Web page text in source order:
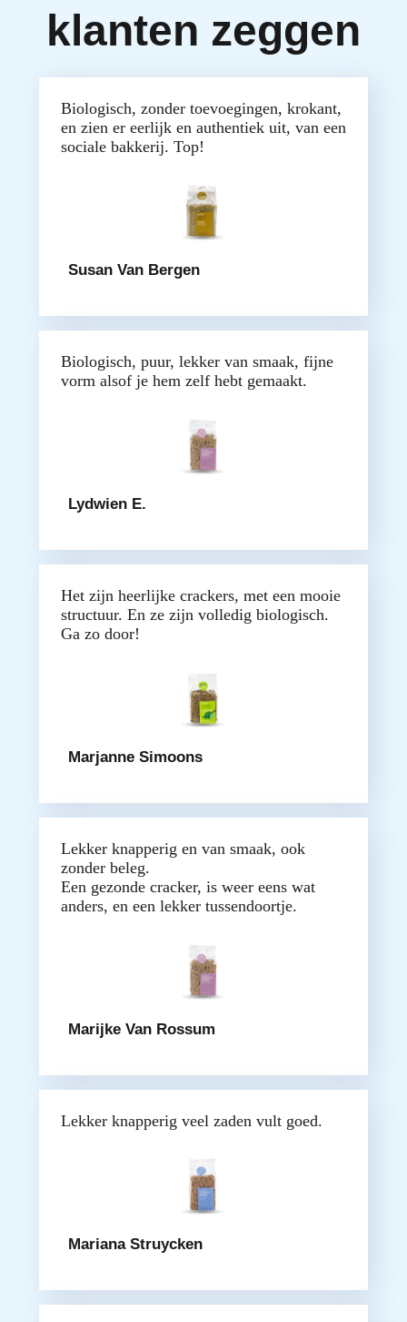
klanten zeggen
Biologisch, zonder toevoegingen, krokant,
en zien er eerlijk en authentiek uit, van een
sociale bakkerij. Top!
Susan Van Bergen
Biologisch, puur, lekker van smaak, fijne
vorm alsof je hem zelf hebt gemaakt.
Lydwien E.
Het zijn heerlijke crackers, met een mooie
structuur. En ze zijn volledig biologisch.
Ga zo door!
Marjanne Simoons
Lekker knapperig en van smaak, ook
zonder beleg.
Een gezonde cracker, is weer eens wat
anders, en een lekker tussendoortje.
Marijke Van Rossum
Lekker knapperig veel zaden vult goed.
Mariana Struycken